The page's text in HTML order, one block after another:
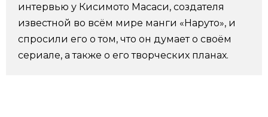
Блог
Политика
Японский язык
Японский калейдоскоп
official SNS
интервью у Кисимото Масаси, создателя
известной во всём мире манги «Наруто», и
спросили его о том, что он думает о своём
сериале, а также о его творческих планах.